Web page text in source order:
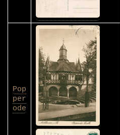
Pop
per
ode